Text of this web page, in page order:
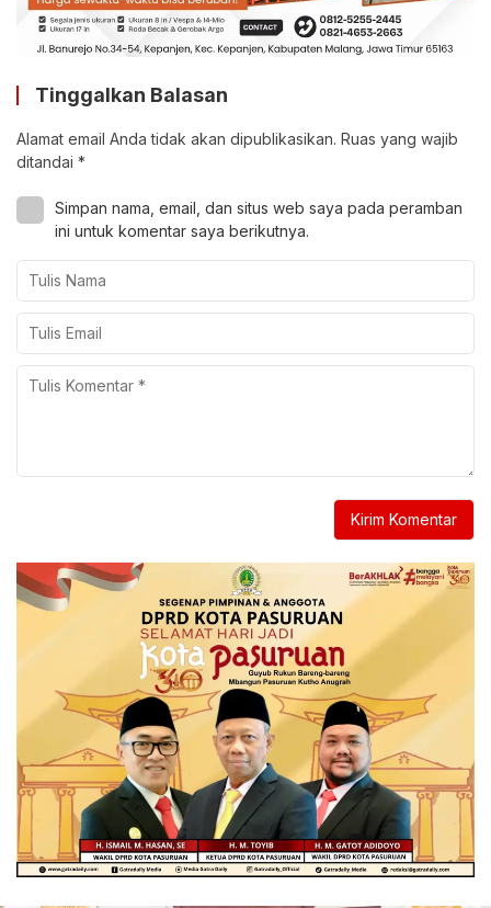
Tinggalkan Balasan
Alamat email Anda tidak akan dipublikasikan. Ruas yang wajib
ditandai *
Simpan nama, email, dan situs web saya pada peramban
ini untuk komentar saya berikutnya.